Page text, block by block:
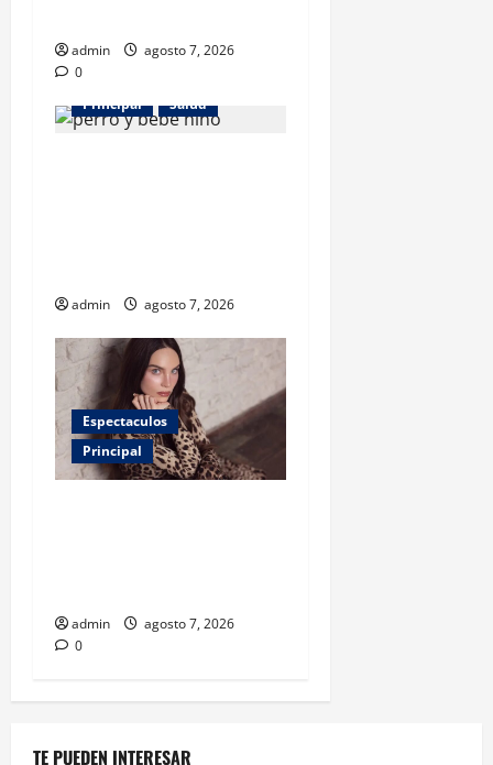
admin
agosto 7, 2026
0
Principal
Salud
admin agosto 7, 2026
Espectaculos
Principal
admin
agosto 7, 2026
0
TE PUEDEN INTERESAR